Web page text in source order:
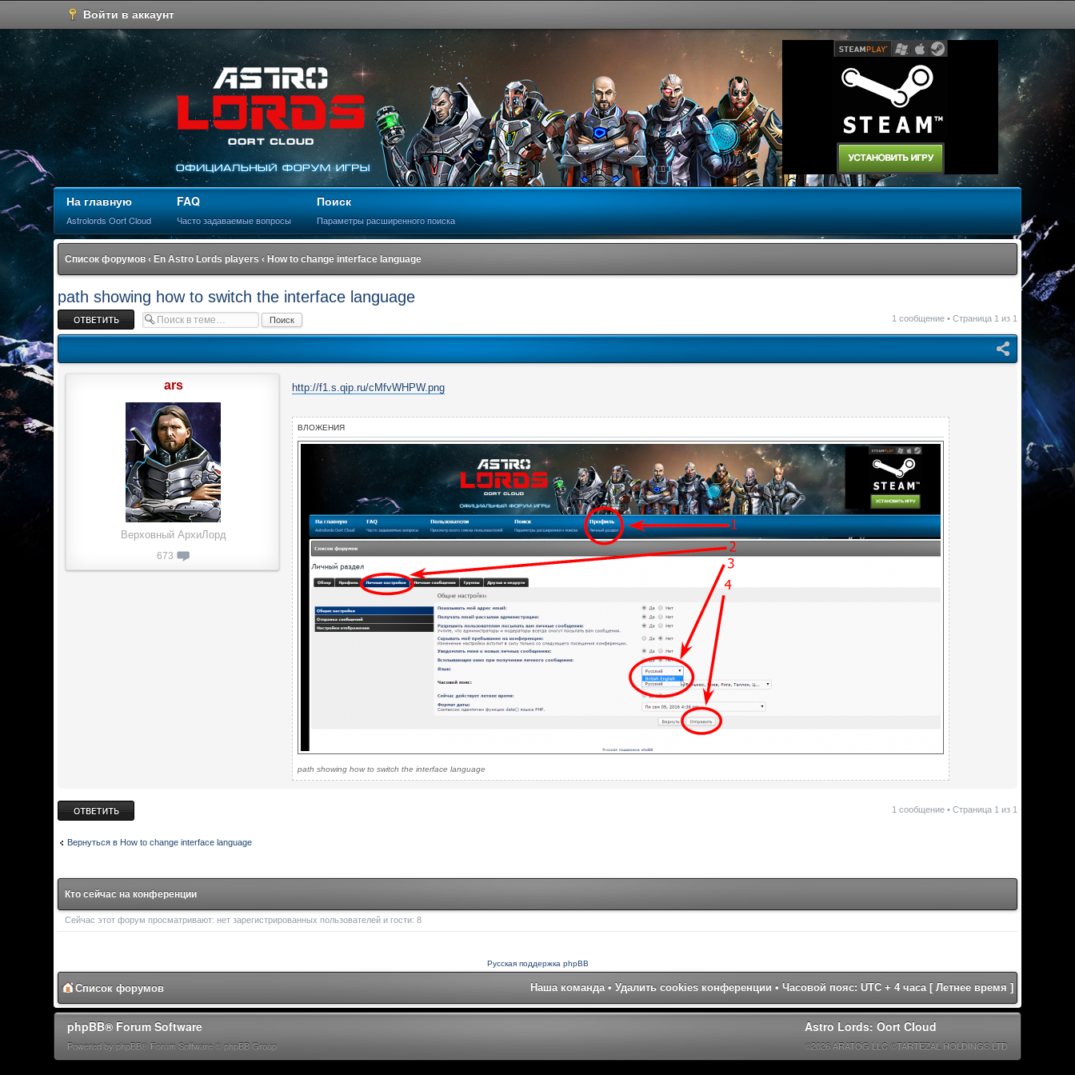
Войти в аккаунт
На главную
Astrolords Oort Cloud
FAQ
Часто задаваемые вопросы
Поиск
Параметры расширенного поиска
Список форумов ‹ En Astro Lords players ‹ How to change interface language
path showing how to switch the interface language
Ответить 1 сообщение • Страница 1 из 1
http://f1.s.qip.ru/cMfvWHPW.png
ВЛОЖЕНИЯ
path showing how to switch the interface language
ars
Верховный АрхиЛорд
673
Ответить 1 сообщение • Страница 1 из 1
Вернуться в How to change interface language
Кто сейчас на конференции
Сейчас этот форум просматривают: нет зарегистрированных пользователей и гости: 8
Русская поддержка phpBB
Список форумов Наша команда• Удалить cookies конференции • Часовой пояс: UTC + 4 часа [ Летнее время ]
phpBB® Forum Software
Powered by phpBB® Forum Software © phpBB Group
Astro Lords: Oort Cloud
©2026 ARATOG LLC ©TARTEZAL HOLDINGS LTD